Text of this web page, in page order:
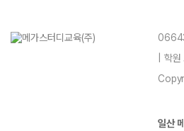
| 학
일산